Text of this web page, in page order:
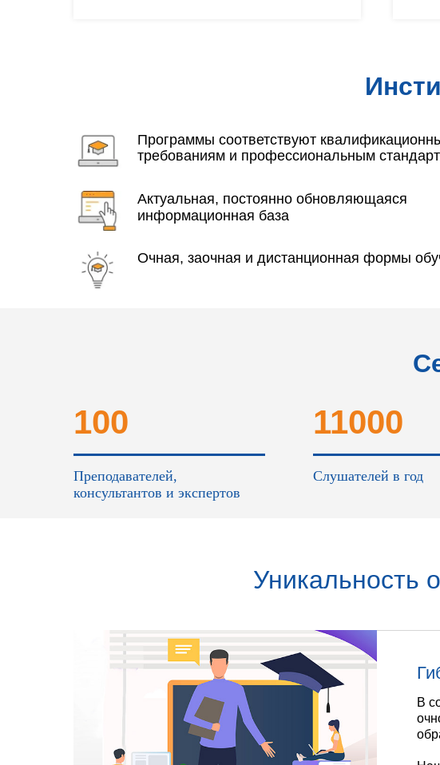
Программы соответствуют
требованиям и профессиональным
Актуальная, постоянно обновляющаяся
информационная база
Очная, заочная и дистанционная формы
100
Преподавателей,
консультантов и экспертов
11000
Слушателей в год
Уникальность
В